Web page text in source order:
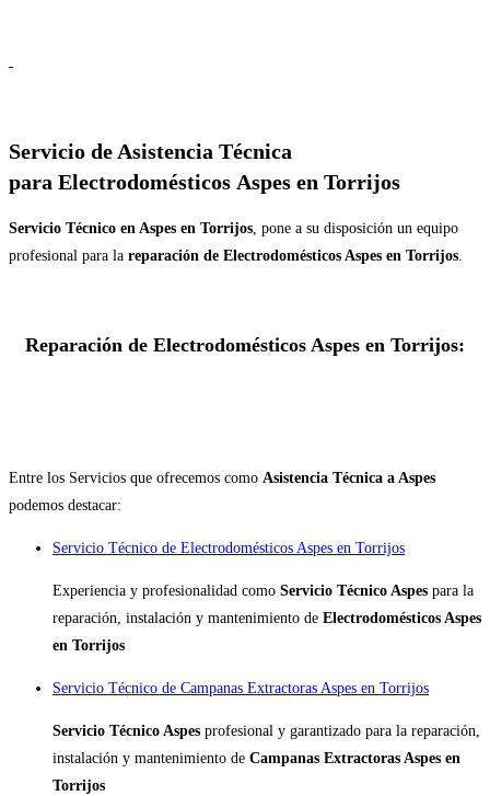
Servicio de Asistencia Técnica
para Electrodomésticos Aspes en Torrijos
Servicio Técnico en Aspes en Torrijos, pone a su disposición un equipo
profesional para la reparación de Electrodomésticos Aspes en Torrijos.
Reparación de Electrodomésticos Aspes en Torrijos:
Entre los Servicios que ofrecemos como Asistencia Técnica a Aspes
podemos destacar:
Servicio Técnico de Electrodomésticos Aspes en Torrijos
Experiencia y profesionalidad como Servicio Técnico Aspes para la
reparación, instalación y mantenimiento de Electrodomésticos Aspes
en Torrijos
Servicio Técnico de Campanas Extractoras Aspes en Torrijos
Servicio Técnico Aspes profesional y garantizado para la reparación,
instalación y mantenimiento de Campanas Extractoras Aspes en
Torrijos